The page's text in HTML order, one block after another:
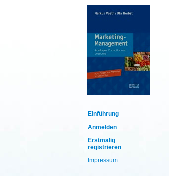
Einführung
Anmelden
Erstmalig
registrieren
Impressum